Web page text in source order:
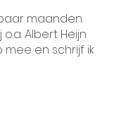
maanden.
Albert Heijn
mee en schrijf ik